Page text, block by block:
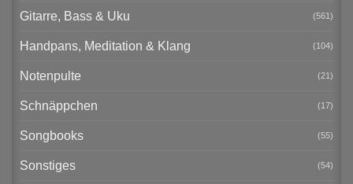
Gitarre, Bass & Uku (561)
Handpans, Meditation & Klang (104)
Notenpulte (21)
Schnäppchen (17)
Songbooks (55)
Sonstiges (54)